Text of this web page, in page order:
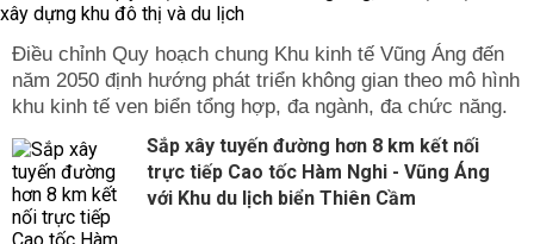
Điều chỉnh Quy hoạch chung Khu kinh tế Vũng Áng đến
năm 2050 định hướng phát triển không gian theo mô hình
khu kinh tế ven biển tổng hợp, đa ngành, đa chức năng.
Sắp xây tuyến đường hơn 8 km kết nối
trực tiếp Cao tốc Hàm Nghi - Vũng Áng
với Khu du lịch biển Thiên Cầm